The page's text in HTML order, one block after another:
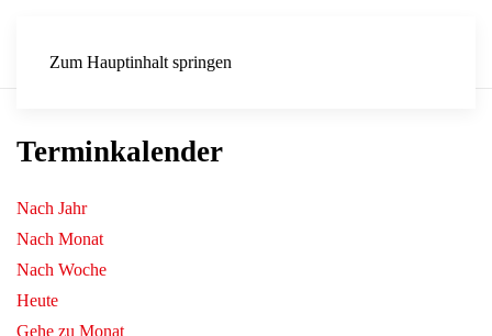
Zum Hauptinhalt springen
Terminkalender
Nach Jahr
Nach Monat
Nach Woche
Heute
Gehe zu Monat